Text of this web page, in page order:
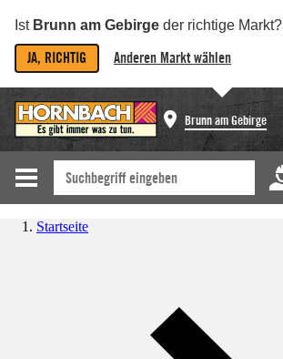
Ist Brunn am Gebirge der richtige Markt?
JA, RICHTIG Anderen Markt wählen
Brunn am Gebirge
Startseite